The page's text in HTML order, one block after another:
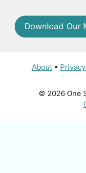
Download Our
About•
© 2026 One